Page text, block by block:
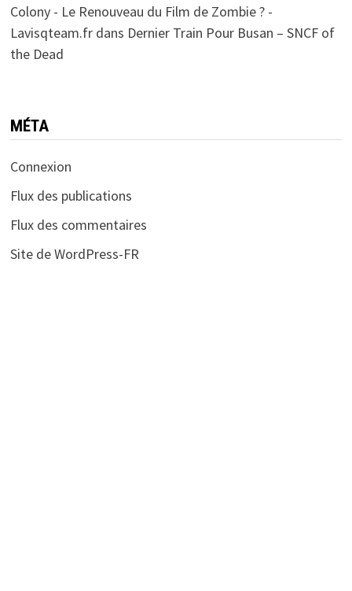
Colony - Le Renouveau du Film de Zombie ? -
Lavisqteam.frdans Dernier Train Pour Busan – SNCF of
the Dead
MÉTA
Connexion
Flux des publications
Flux des commentaires
Site de WordPress-FR